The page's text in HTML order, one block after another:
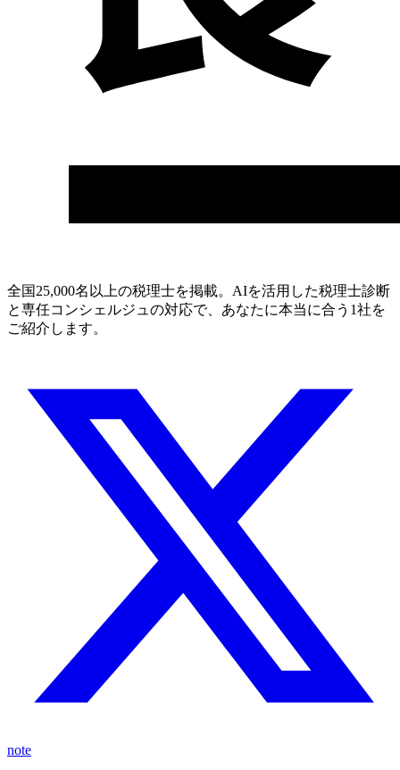
全国25,000名以上の税理士を掲載。AIを活用した税理士診断
と専任コンシェルジュの対応で、あなたに本当に合う1社を
ご紹介します。
note